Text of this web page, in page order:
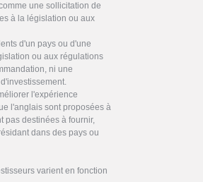
une sollicitation de
à la législation ou aux
d'un pays ou d'une
ou aux régulations
ni une
l'expérience
l'anglais sont proposées à
pas destinées à fournir,
dans des pays ou
varient en fonction